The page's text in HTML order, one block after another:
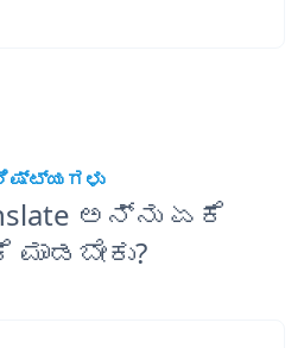
ಅನ್ನು ಏಕೆ